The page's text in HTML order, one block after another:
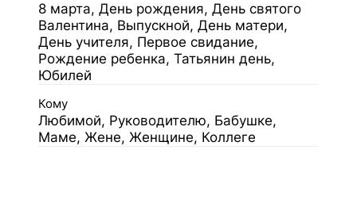
8 марта, День рождения, День святого
Валентина, Выпускной, День матери,
День учителя, Первое свидание,
Рождение ребенка, Татьянин день,
Юбилей
Кому
Любимой, Руководителю, Бабушке,
Маме, Жене, Женщине, Коллеге